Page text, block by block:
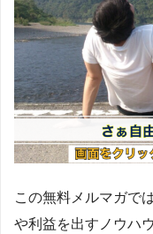
この無料メルマガで
や利益を出すノウハ